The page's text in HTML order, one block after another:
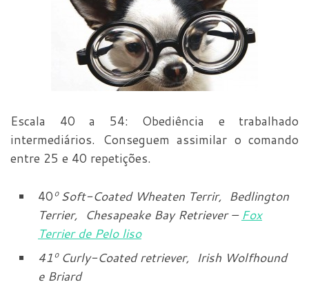
Escala 40 a 54: Obediência e trabalhado
intermediários. Conseguem assimilar o comando
entre 25 e 40 repetições.
40ºSoft-Coated Wheaten Terrir, Bedlington
Terrier, Chesapeake Bay Retriever – Fox
Terrier de Pelo liso
41ºCurly-Coated retriever, Irish Wolfhound
e Briard